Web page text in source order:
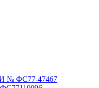
№ ФС77-47467